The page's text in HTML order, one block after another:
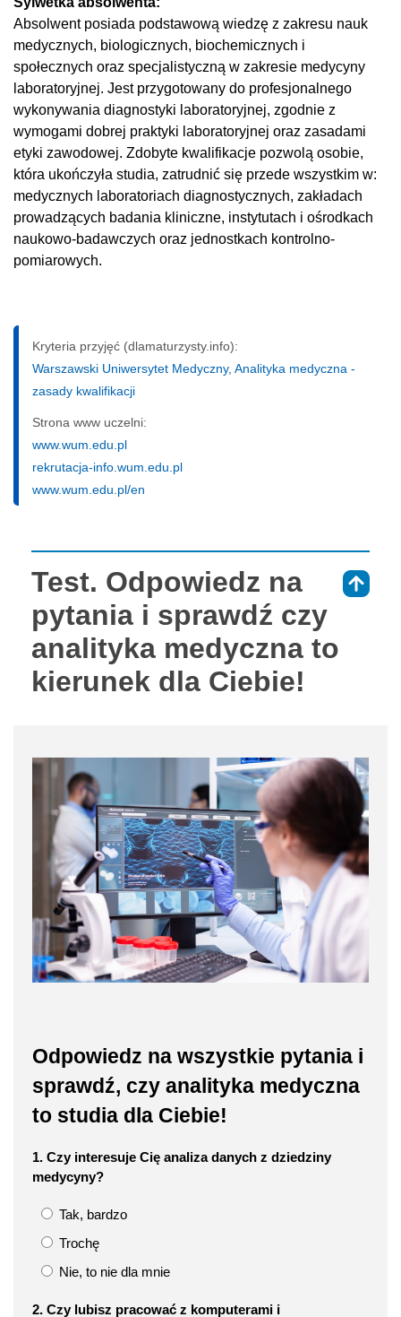
Absolwent posiada podstawową wiedzę z zakresu nauk
medycznych, biologicznych, biochemicznych i
społecznych oraz specjalistyczną w zakresie medycyny
laboratoryjnej. Jest przygotowany do profesjonalnego
wykonywania diagnostyki laboratoryjnej, zgodnie z
wymogami dobrej praktyki laboratoryjnej oraz zasadami
etyki zawodowej. Zdobyte kwalifikacje pozwolą osobie,
która ukończyła studia, zatrudnić się przede wszystkim w:
medycznych laboratoriach diagnostycznych, zakładach
prowadzących badania kliniczne, instytutach i ośrodkach
naukowo-badawczych oraz jednostkach kontrolno-
pomiarowych.
Kryteria przyjęć (dlamaturzysty.info):
Warszawski Uniwersytet Medyczny, Analityka medyczna -
zasady kwalifikacji
Strona www uczelni:
www.wum.edu.pl
rekrutacja-info.wum.edu.pl
www.wum.edu.pl/en
Test. Odpowiedz na
pytania i sprawdź czy
analityka medyczna to
kierunek dla Ciebie!
Odpowiedz na wszystkie pytania i
sprawdź, czy analityka medyczna
to studia dla Ciebie!
1. Czy interesuje Cię analiza danych z dziedziny
medycyny?
Tak, bardzo
Trochę
Nie, to nie dla mnie
2. Czy lubisz pracować z komputerami i